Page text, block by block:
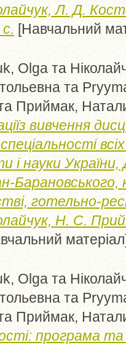
Л. Д.
[Навчальний
Olga та
та
Приймак,
вивчення
і науки
готельно-
Н. С.
Olga та
та
Приймак,
програма